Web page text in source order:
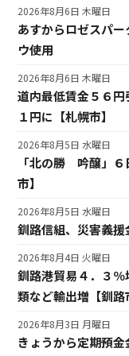
あすからロゼスパ
ウ使用
2026年8月6日 木曜日
道内最低賃金５６
１円に【札幌市】
2026年8月6日 木曜日
「北の勝 吟醸」
市】
2026年8月5日 水曜日
釧路信組、災害義援
2026年8月5日 水曜日
釧路港貿易４．３
類など輸出増【釧路
2026年8月4日 火曜日
きょうから定期預
2026年8月3日 月曜日